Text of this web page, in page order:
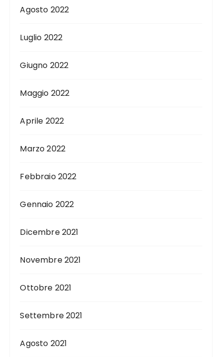
Agosto 2022
Luglio 2022
Giugno 2022
Maggio 2022
Aprile 2022
Marzo 2022
Febbraio 2022
Gennaio 2022
Dicembre 2021
Novembre 2021
Ottobre 2021
Settembre 2021
Agosto 2021